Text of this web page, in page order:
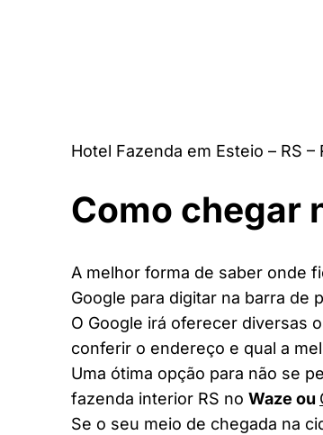
Hotel Fazenda em Esteio – RS
Como chegar
A melhor forma de saber onde
Google para digitar na barra de
O Google irá oferecer diversas
conferir o endereço e qual a
Uma ótima opção para não se
fazenda interior RS no Waze ou
Se o seu meio de chegada na